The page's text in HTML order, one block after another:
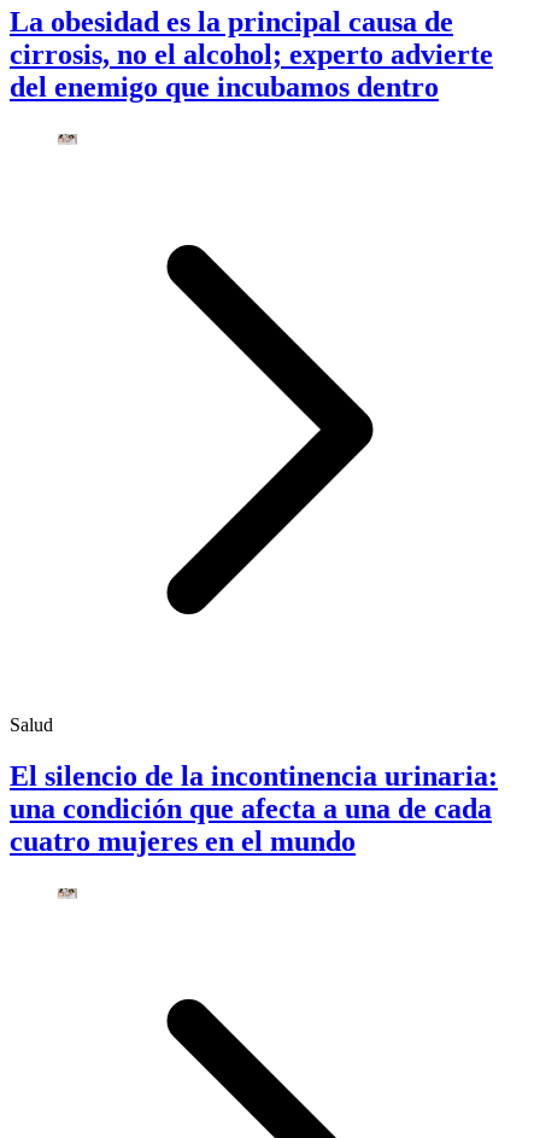
La obesidad es la principal causa de
cirrosis, no el alcohol; experto advierte
del enemigo que incubamos dentro
Salud
El silencio de la incontinencia urinaria:
una condición que afecta a una de cada
cuatro mujeres en el mundo